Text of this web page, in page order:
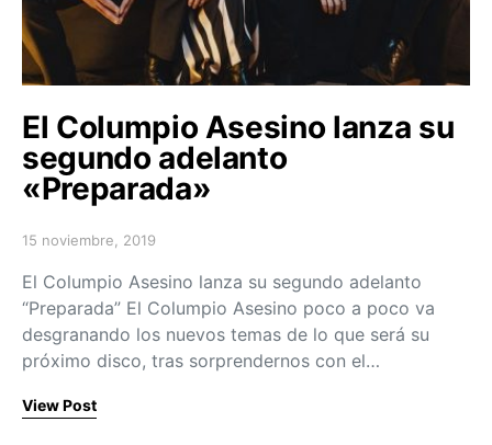
El Columpio Asesino lanza su
segundo adelanto
«Preparada»
Posted on
15 noviembre, 2019
El Columpio Asesino lanza su segundo adelanto
“Preparada” El Columpio Asesino poco a poco va
desgranando los nuevos temas de lo que será su
próximo disco, tras sorprendernos con el…
View Post